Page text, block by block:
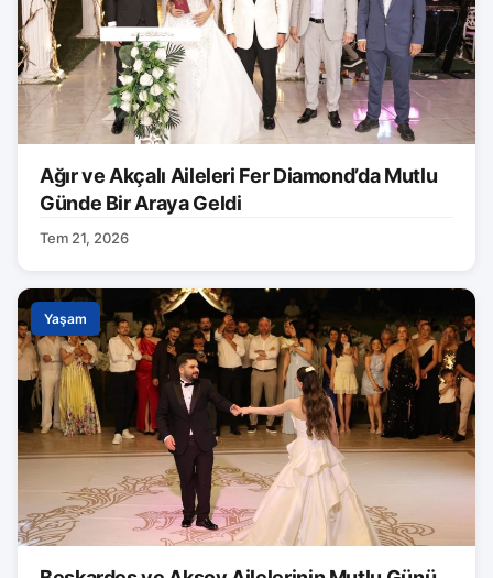
Ağır ve Akçalı Aileleri Fer Diamond’da Mutlu
Günde Bir Araya Geldi
Tem 21, 2026
Yaşam